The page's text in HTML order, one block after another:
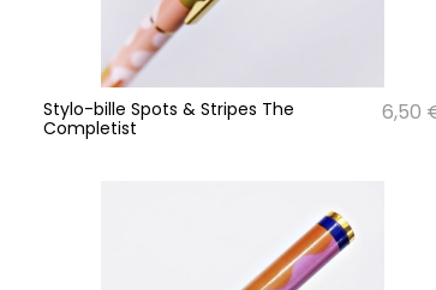
Stylo-bille Spots & Stripes The
Completist
6,50